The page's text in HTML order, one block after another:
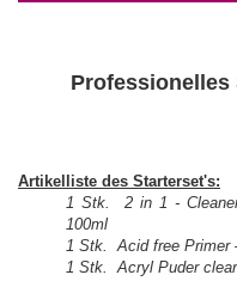
Professionelles
Artikelliste des Starterset's:
1 Stk. 2 in 1 -
100ml
1 Stk. Acid free Primer
1 Stk. Acryl Puder